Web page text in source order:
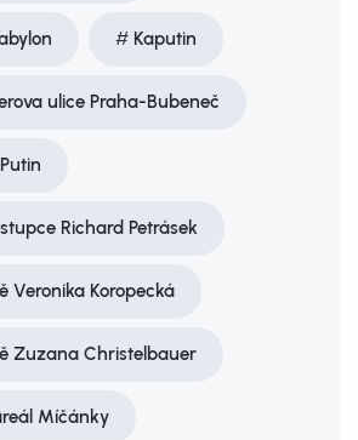
Kaputin
ulice Praha-Bubeneč
Richard Petrásek
Veronika Koropecká
Zuzana Christelbauer
Míčánky